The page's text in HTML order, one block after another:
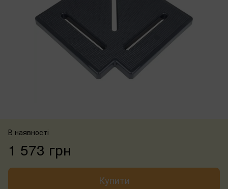
В наявності
1 573 грн
Купити